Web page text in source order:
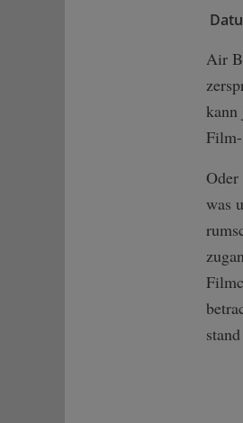
Air
kann
Film-
was